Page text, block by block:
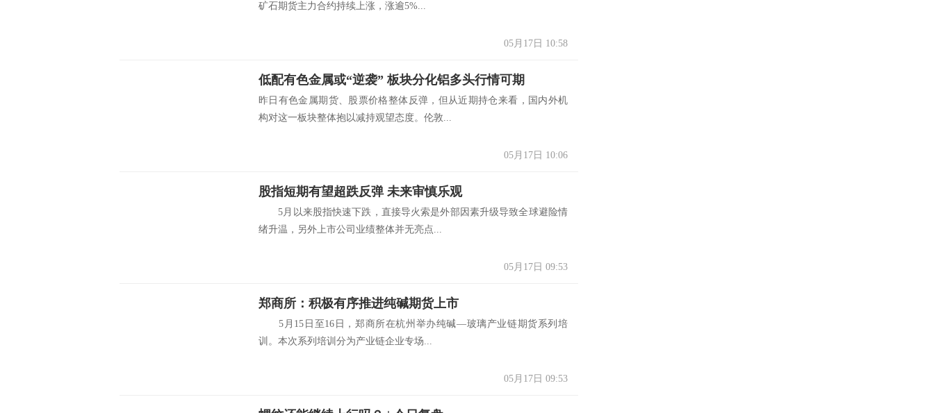
矿石期货主力合约持续上涨，涨逾5%...
05月17日 10:58
低配有色金属或“逆袭” 板块分化铝多头行情可期
昨日有色金属期货、股票价格整体反弹，但从近期持仓来看，国内外机
构对这一板块整体抱以减持观望态度。伦敦...
05月17日 10:06
股指短期有望超跌反弹 未来审慎乐观
5月以来股指快速下跌，直接导火索是外部因素升级导致全球避险情
绪升温，另外上市公司业绩整体并无亮点...
05月17日 09:53
郑商所：积极有序推进纯碱期货上市
5月15日至16日，郑商所在杭州举办纯碱—玻璃产业链期货系列培
训。本次系列培训分为产业链企业专场...
05月17日 09:53